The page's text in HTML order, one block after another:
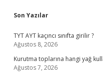
Sidebar
Son Yazılar
TYT AYT kaçıncı sınıfta girilir ?
Ağustos 8, 2026
Kurutma toplarına hangi yağ
Ağustos 7, 2026